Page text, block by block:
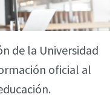
de la Universidad
oficial al